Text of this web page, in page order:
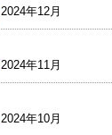
2024年12月
2024年11月
2024年10月